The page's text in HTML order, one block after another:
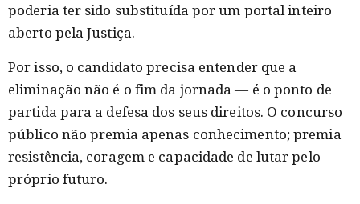
poderia ter sido substituída por um portal inteiro
aberto pela Justiça.
Por isso, o candidato precisa entender que a
eliminação não é o fim da jornada — é o ponto de
partida para a defesa dos seus direitos. O concurso
público não premia apenas conhecimento; premia
resistência, coragem e capacidade de lutar pelo
próprio futuro.